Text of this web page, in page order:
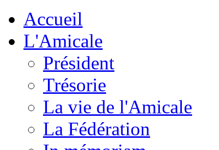
Accueil
L'Amicale
Président
Trésorie
La vie de l'Amicale
La Fédération